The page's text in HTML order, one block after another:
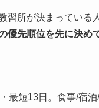
習所が決まっている
優先順位を先に決め
最短13日。食事/宿